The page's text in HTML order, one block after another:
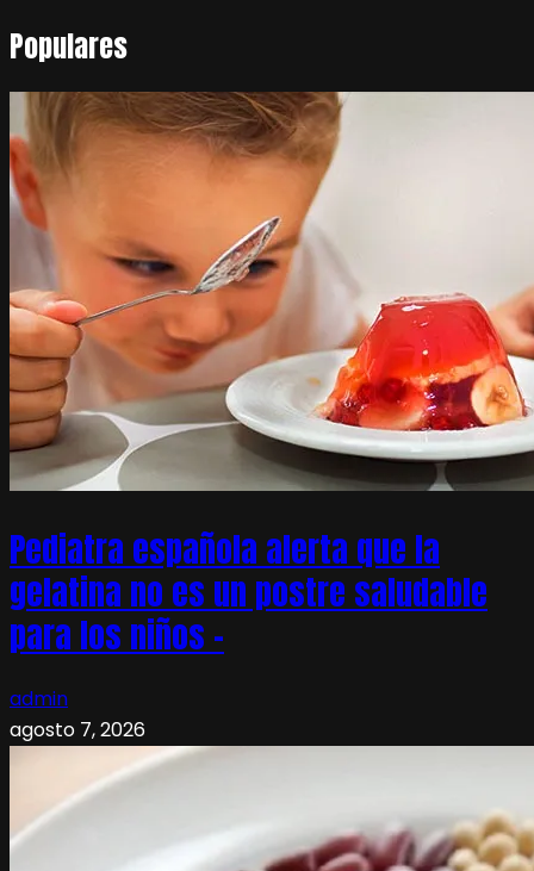
Populares
Pediatra española alerta que la
gelatina no es un postre saludable
para los niños –
admin
agosto 7, 2026